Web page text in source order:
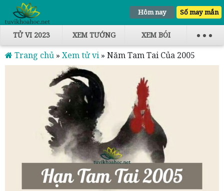
Hôm nay Số may mắn
TỬ VI 2023 XEM TƯỚNG XEM BÓI
Trang chủ » Xem tử vi » Năm Tam Tai Của 2005